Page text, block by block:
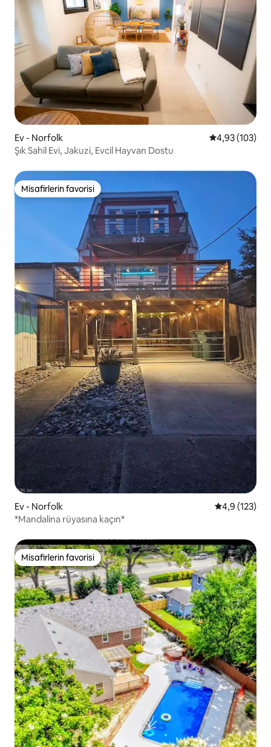
Ev - Norfolk 5 üzerinden
4,93 (103)
Şık Sahil Evi, Jakuzi, Evcil Hayvan Dostu
Misafirlerin favorisi
Misafirlerin favorisi
Ev - Norfolk 5 üzerinden
4,9 (123)
*Mandalina rüyasına kaçın*
Misafirlerin favorisi
Misafirlerin favorisi